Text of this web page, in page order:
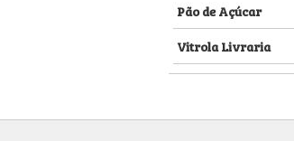
Pão de Açúcar
Vitrola Livraria